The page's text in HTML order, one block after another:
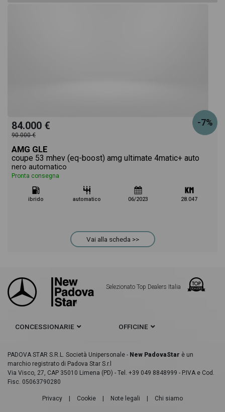
-7%
84.000 €
90.000 €
AMG GLE
coupe 53 mhev (eq-boost) amg ultimate 4matic+ auto
nero automatico
Pronta consegna
ibrido automatico 06/2023 28.047
Vai alla scheda >>
Selezionato Top Dealers Italia
CONCESSIONARIE OFFICINE
PADOVA STAR S.R.L. Società Unipersonale - New PadovaStar è un
marchio registrato di Padova Star S.r.l
Via Visco, 27, CAP 35010 Limena (PD) - Tel. +39 049 8848999 - P.IVA e Cod.
Fisc. 05063790280
Privacy Cookie Note legali Chi siamo